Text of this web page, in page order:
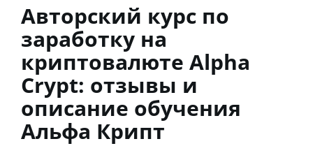
Авторский курс по
заработку на
криптовалюте Alpha
Crypt: отзывы и
описание обучения
Альфа Крипт